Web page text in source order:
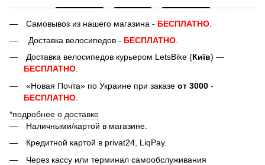
Самовывоз из нашего магазина - БЕСПЛАТНО
Доставка велосипедов - БЕСПЛАТНО
Доставка велосипедов курьером LetsBike (Київ) —
БЕСПЛАТНО.
«Новая Почта» по Украине при заказе от 3000 -
БЕСПЛАТНО
*подробнее о доставке
Наличными/картой в магазине.
Кредитной картой в privat24, LiqPay.
Через кассу или терминал самообслуживания